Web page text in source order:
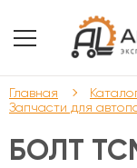
Главная
Запчасти для
БОЛТ